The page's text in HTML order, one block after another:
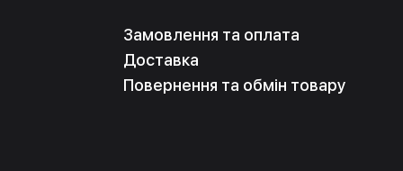
Замовлення та оплата
Доставка
Повернення та обмін товару